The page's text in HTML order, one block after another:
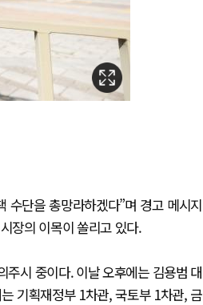
수단을 총망라하겠다”며 경고 메시지
장의 이목이 쏠리고 있다.
주시 중이다. 이날 오후에는 김용범 대
기획재정부 1차관, 국토부 1차관, 금